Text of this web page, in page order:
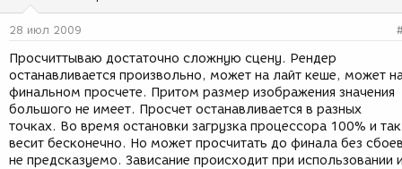
м
ы
д
а
и
я
28 июл 2009
Просчиттываю достаточно сложную сцену. Рендер
останавливается произвольно, может на лайт кеше, может
финальном просчете. Притом размер изображения значения
большого не имеет. Просчет останавливается в разных
точках. Во время остановки загрузка процессора 100% и так
весит бесконечно. Но может просчитать до финала без
не предсказуемо. Зависание происходит при использовании